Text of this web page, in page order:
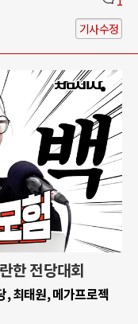
기사수정
한 전당대회
, 최태원, 메가프로젝